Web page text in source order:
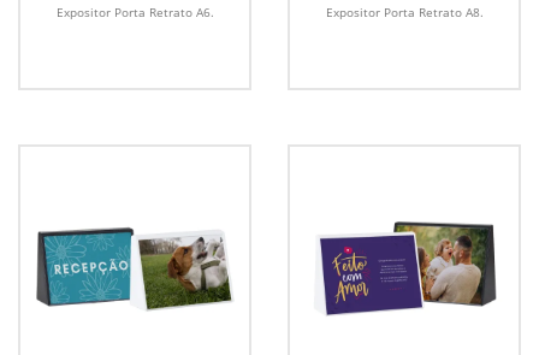
Expositor Porta Retrato A6. Expositor Porta Retrato A8.